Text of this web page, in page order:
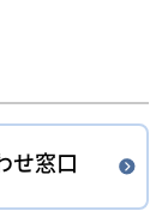
せ窓口